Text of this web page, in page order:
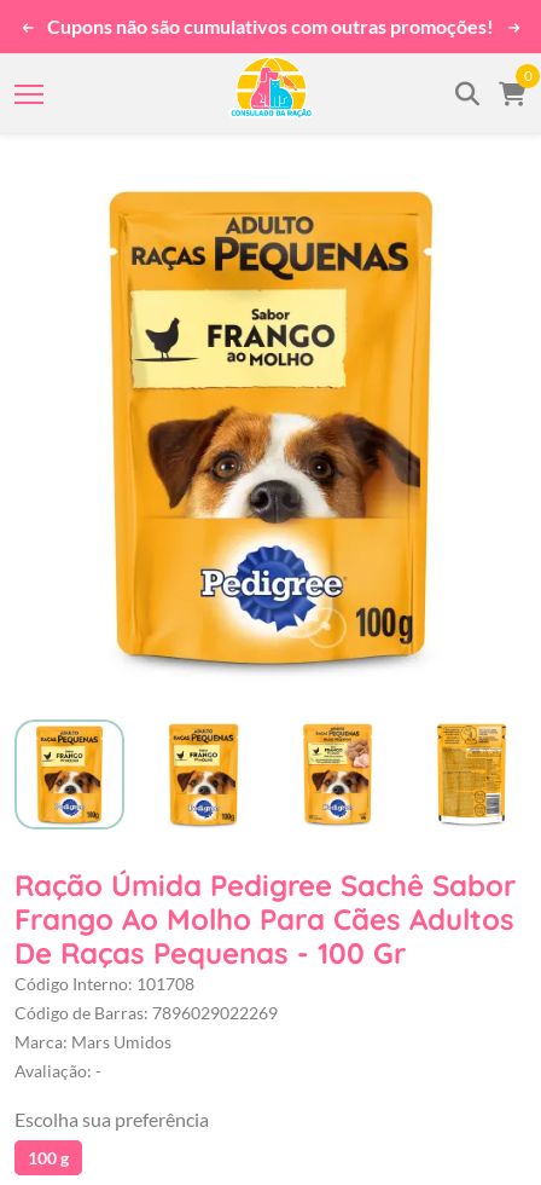
Cupons não são cumulativos com outras promoções!
0
Ração Úmida Pedigree Sachê Sabor
Frango Ao Molho Para Cães Adultos
De Raças Pequenas - 100 Gr
Código Interno: 101708
Código de Barras: 7896029022269
Marca: Mars Umidos
Avaliação: -
Escolha sua preferência
100 g